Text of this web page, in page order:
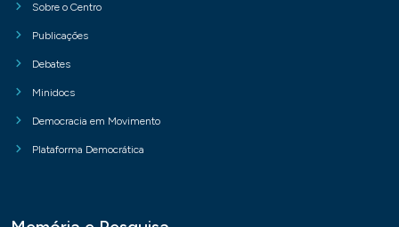
Sobre o Centro
Publicações
Debates
Minidocs
Democracia em Movimento
Plataforma Democrática